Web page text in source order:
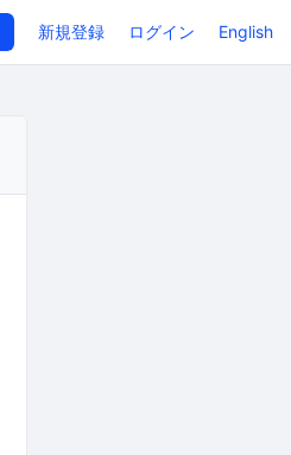
新規登録 ログイン English